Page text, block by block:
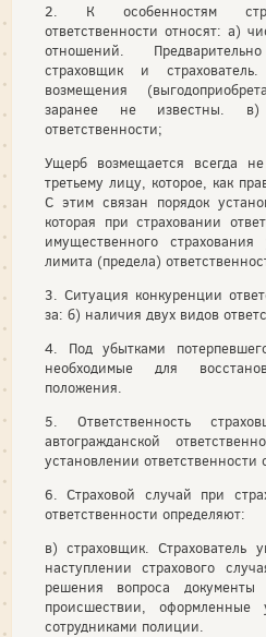
2. К особенностям
ответственности относят: а)
отношений.
страховщик и
возмещения
заранее не известны. в)
ответственности;
Ущерб возмещается всегда
третьему лицу, которое, как
С этим связан порядок
которая при страховании
имущественного
лимита (предела)
3. Ситуация конкуренции
за: б) наличия двух видов
4. Под убытками
необходимые для
положения.
5. Ответственность
автогражданской
установлении ответственности
6. Страховой случай при
ответственности определяют:
в) страховщик. Страхователь
наступлении страхового
решения вопроса документы
происшествии,
сотрудниками полиции.